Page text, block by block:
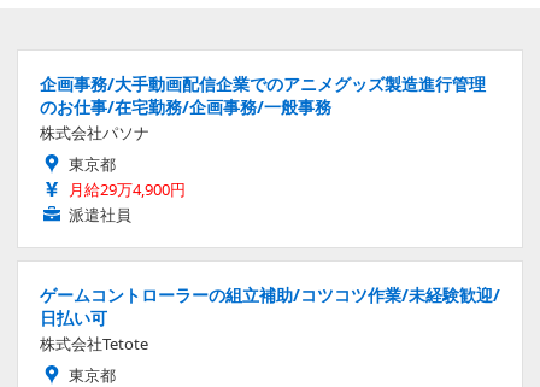
企画事務/大手動画配信企業でのアニメグッズ製造進行管理
のお仕事/在宅勤務/企画事務/一般事務
株式会社パソナ
東京都
月給29万4,900円
派遣社員
ゲームコントローラーの組立補助/コツコツ作業/未経験歓迎/
日払い可
株式会社Tetote
東京都